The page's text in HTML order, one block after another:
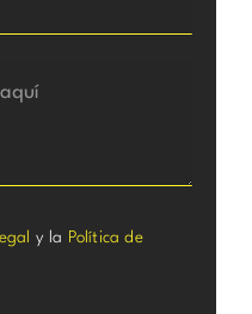
y la Política de